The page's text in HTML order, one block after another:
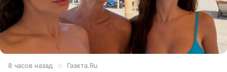
8 часов назад Газета.Ru